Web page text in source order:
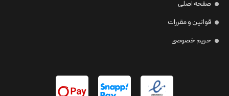
صفحه اصلی
قوانین و مقررات
حریم خصوصی